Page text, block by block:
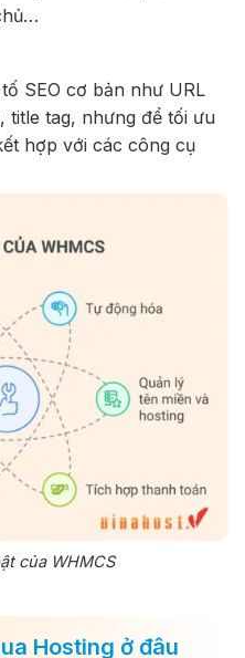
SEO cơ bản như URL
title tag, nhưng để tối ưu
hợp với các công cụ
của WHMCS
Hosting ở đâu